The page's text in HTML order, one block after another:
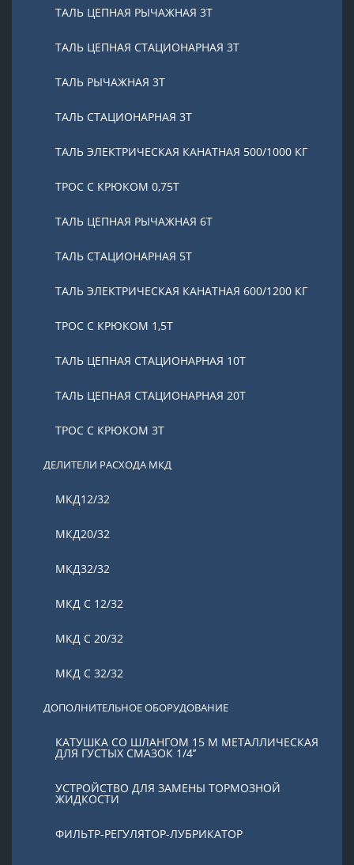
ТАЛЬ ЦЕПНАЯ РЫЧАЖНАЯ 3Т
ТАЛЬ ЦЕПНАЯ СТАЦИОНАРНАЯ 3Т
ТАЛЬ РЫЧАЖНАЯ 3Т
ТАЛЬ СТАЦИОНАРНАЯ 3Т
ТАЛЬ ЭЛЕКТРИЧЕСКАЯ КАНАТНАЯ 500/1000 КГ
ТРОС С КРЮКОМ 0,75Т
ТАЛЬ ЦЕПНАЯ РЫЧАЖНАЯ 6Т
ТАЛЬ СТАЦИОНАРНАЯ 5Т
ТАЛЬ ЭЛЕКТРИЧЕСКАЯ КАНАТНАЯ 600/1200 КГ
ТРОС С КРЮКОМ 1,5Т
ТАЛЬ ЦЕПНАЯ СТАЦИОНАРНАЯ 10Т
ТАЛЬ ЦЕПНАЯ СТАЦИОНАРНАЯ 20Т
ТРОС С КРЮКОМ 3Т
ДЕЛИТЕЛИ РАСХОДА МКД
МКД12/32
МКД20/32
МКД32/32
МКД С 12/32
МКД С 20/32
МКД С 32/32
ДОПОЛНИТЕЛЬНОЕ ОБОРУДОВАНИЕ
КАТУШКА СО ШЛАНГОМ 15 М МЕТАЛЛИЧЕСКАЯ
ДЛЯ ГУСТЫХ СМАЗОК 1/4’’
УСТРОЙСТВО ДЛЯ ЗАМЕНЫ ТОРМОЗНОЙ
ЖИДКОСТИ
ФИЛЬТР-РЕГУЛЯТОР-ЛУБРИКАТОР